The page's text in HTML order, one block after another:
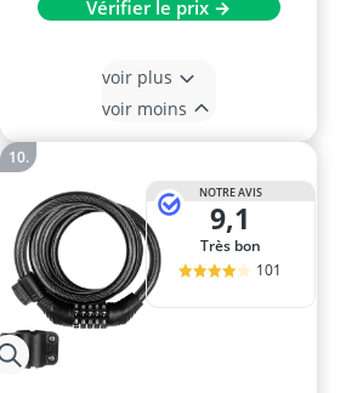
Vérifier le prix →
voir plus
voir moins
NOTRE AVIS
9,1
Très bon
101